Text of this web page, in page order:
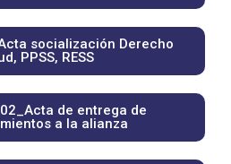
socialización Derecho
PPSS, RESS
de entrega de
a la alianza